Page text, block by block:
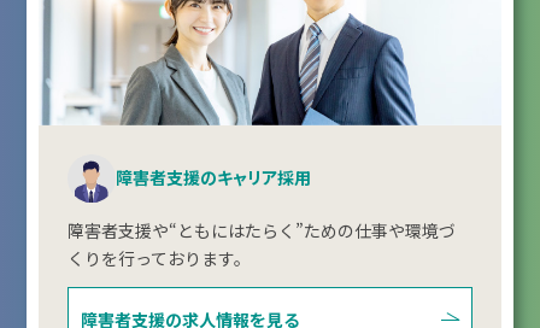
障害者支援のキャリア採用
障害者支援や“ともにはたらく”ための仕事や環境づ
くりを行っております。
障害者支援の求人情報を見る